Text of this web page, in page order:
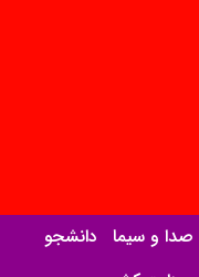
صدا و سیما دانشجو